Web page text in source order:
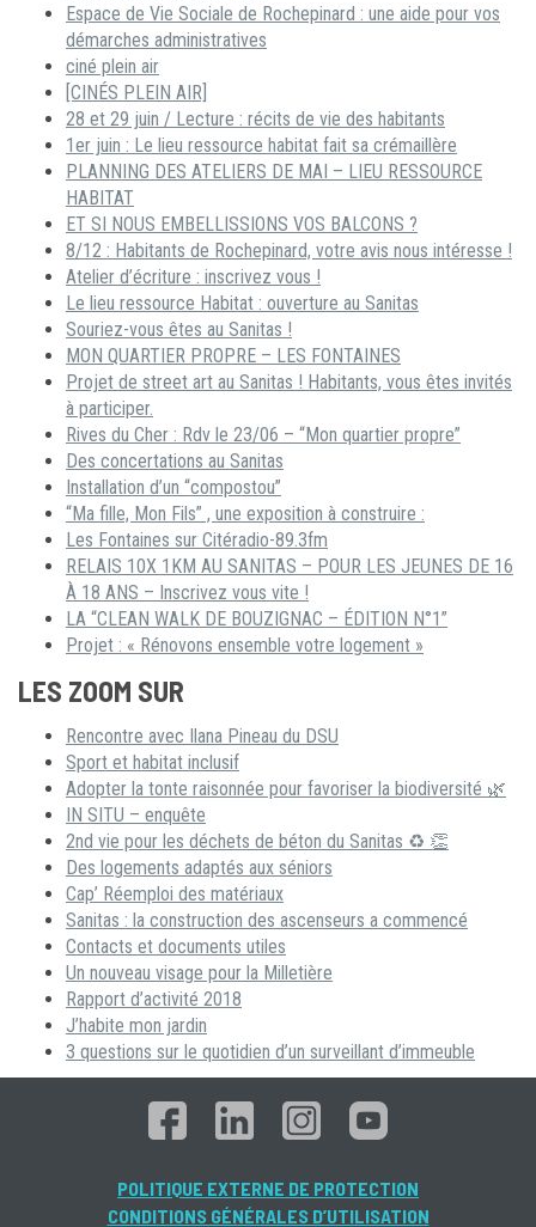
Espace de Vie Sociale de Rochepinard : une aide pour vos
démarches administratives
ciné plein air
[CINÉS PLEIN AIR]
28 et 29 juin / Lecture : récits de vie des habitants
1er juin : Le lieu ressource habitat fait sa crémaillère
PLANNING DES ATELIERS DE MAI – LIEU RESSOURCE
HABITAT
ET SI NOUS EMBELLISSIONS VOS BALCONS ?
8/12 : Habitants de Rochepinard, votre avis nous intéresse !
Atelier d’écriture : inscrivez vous !
Le lieu ressource Habitat : ouverture au Sanitas
Souriez-vous êtes au Sanitas !
MON QUARTIER PROPRE – LES FONTAINES
Projet de street art au Sanitas ! Habitants, vous êtes invités
à participer.
Rives du Cher : Rdv le 23/06 – “Mon quartier propre”
Des concertations au Sanitas
Installation d’un “compostou”
“Ma fille, Mon Fils” , une exposition à construire :
Les Fontaines sur Citéradio-89.3fm
RELAIS 10X 1KM AU SANITAS – POUR LES JEUNES DE 16
À 18 ANS – Inscrivez vous vite !
LA “CLEAN WALK DE BOUZIGNAC – ÉDITION N°1”
Projet : « Rénovons ensemble votre logement »
LES ZOOM SUR
Rencontre avec Ilana Pineau du DSU
Sport et habitat inclusif
Adopter la tonte raisonnée pour favoriser la biodiversité 🌿
IN SITU – enquête
2nd vie pour les déchets de béton du Sanitas ♻ 👏
Des logements adaptés aux séniors
Cap’ Réemploi des matériaux
Sanitas : la construction des ascenseurs a commencé
Contacts et documents utiles
Un nouveau visage pour la Milletière
Rapport d’activité 2018
J’habite mon jardin
3 questions sur le quotidien d’un surveillant d’immeuble
POLITIQUE EXTERNE DE PROTECTION
CONDITIONS GÉNÉRALES D’UTILISATION